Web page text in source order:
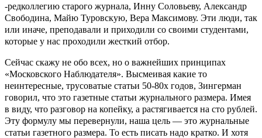
-редколлегию старого журнала, Инну Соловьеву, Александр
Свободина, Майю Туровскую, Вера Максимову. Эти люди, так
или иначе, преподавали и приходили со своими студентами,
которые у нас проходили жесткий отбор.
Сейчас скажу не обо всех, но о важнейших принципах
«Московского Наблюдателя». Высмеивая какие то
неинтересные, трусоватые статьи 50-80х годов, Зингерман
говорил, что это газетные статьи журнального размера. Имея
в виду, что разговор на копейку, а растягивается на сто рублей.
Эту формулу мы перевернули, наша цель — это журнальные
статьи газетного размера. То есть писать надо кратко. И хотя